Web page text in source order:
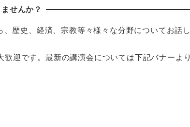
せんか？
歴史、経済、宗教等々様々な分野についてお話し
迎です。最新の講演会については下記バナーより